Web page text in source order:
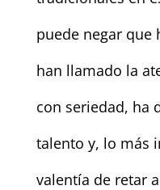
puede negar que
han llamado la
con seriedad, ha
talento y, lo más
valentía de retar